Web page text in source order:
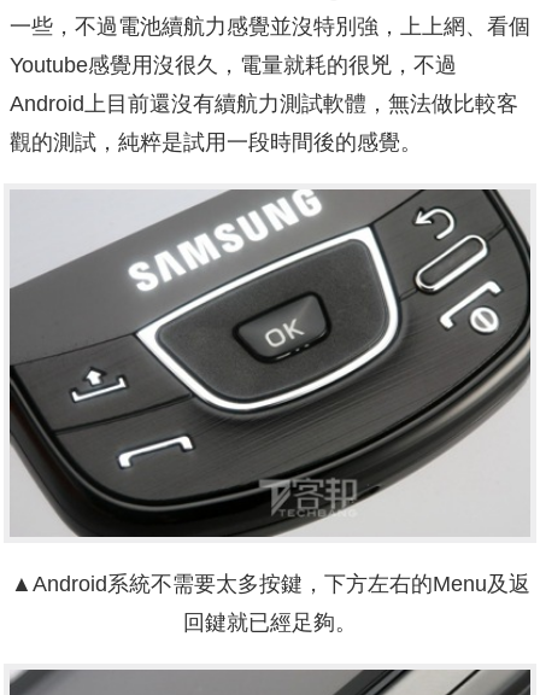
一些，不過電池續航力感覺並沒特別強，上上網、看個
Youtube感覺用沒很久，電量就耗的很兇，不過
Android上目前還沒有續航力測試軟體，無法做比較客
觀的測試，純粹是試用一段時間後的感覺。
▲Android系統不需要太多按鍵，下方左右的Menu及返
回鍵就已經足夠。